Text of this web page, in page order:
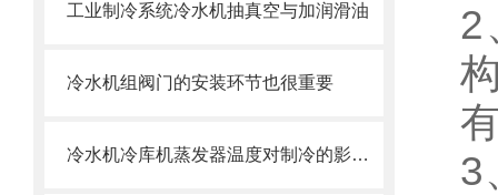
工业制冷系统冷水机抽真空与加润滑油
冷水机组阀门的安装环节也很重要
冷水机冷库机蒸发器温度对制冷的影响与调节
2
3